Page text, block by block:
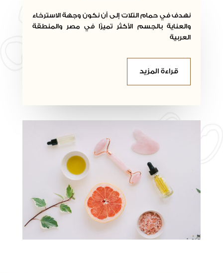
نهدف في حمام التلات إلى أن نكون وجهة الاسترخاء
والعناية بالجسم الأكثر تميزًا في مصر والمنطقة
العربية
قراءة المزيد